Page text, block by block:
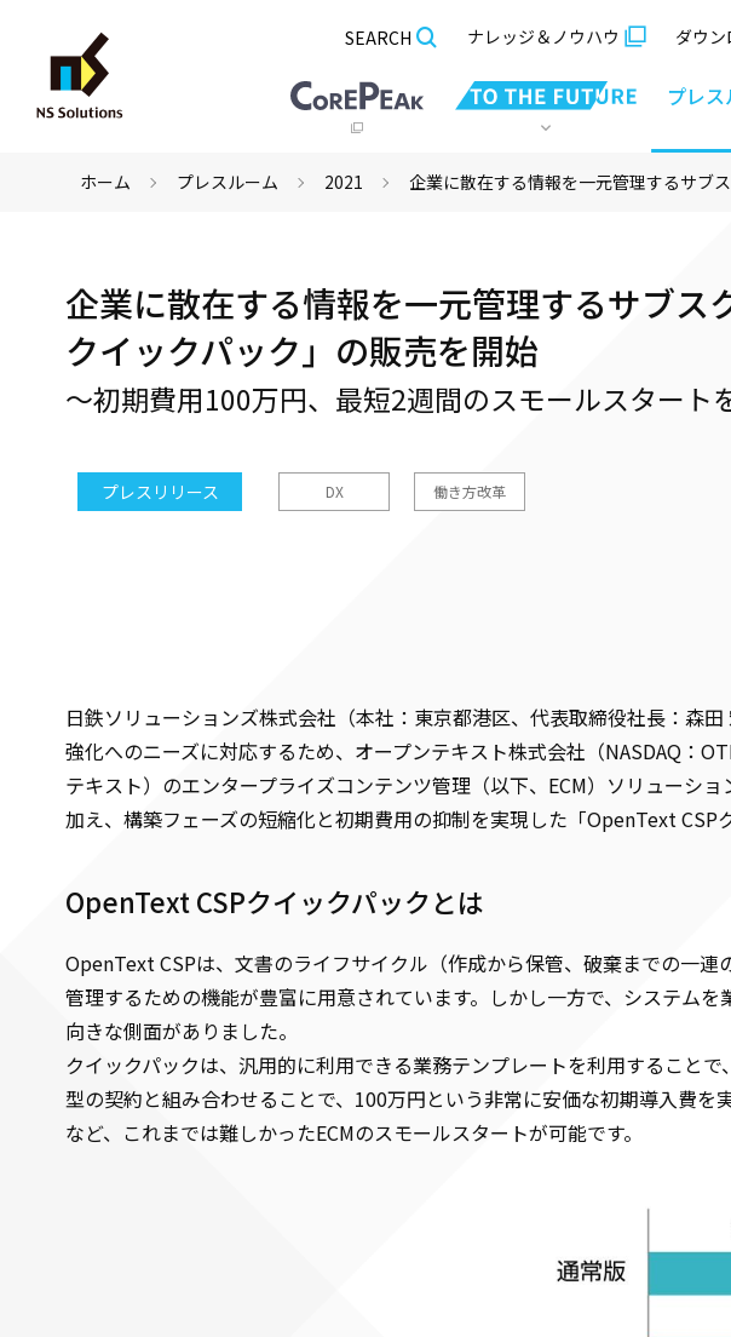
SEARCH ナレッジ＆ノウハウ ダウ
プレ
ホーム プレスルーム 2021 企業に散在する情報を一元管理するサブ
企業に散在する情報を一元管理するサブス
クイックパック」の販売を開始
～初期費用100万円、最短2週間のスモールスタート
プレスリリース DX 働き方改革
日鉄ソリューションズ株式会社（本社：東京都港区、代表取締役社長：森
強化へのニーズに対応するため、オープンテキスト株式会社（NASDAQ：
テキスト）のエンタープライズコンテンツ管理（以下、ECM）ソリュー
加え、構築フェーズの短縮化と初期費用の抑制を実現した「OpenText CSP
OpenText CSPクイックパックとは
OpenText CSPは、文書のライフサイクル（作成から保管、破棄までの一
管理するための機能が豊富に用意されています。しかし一方で、システム
向きな側面がありました。
クイックパックは、汎用的に利用できる業務テンプレートを利用すること
型の契約と組み合わせることで、100万円という非常に安価な初期導入費
など、これまでは難しかったECMのスモールスタートが可能です。